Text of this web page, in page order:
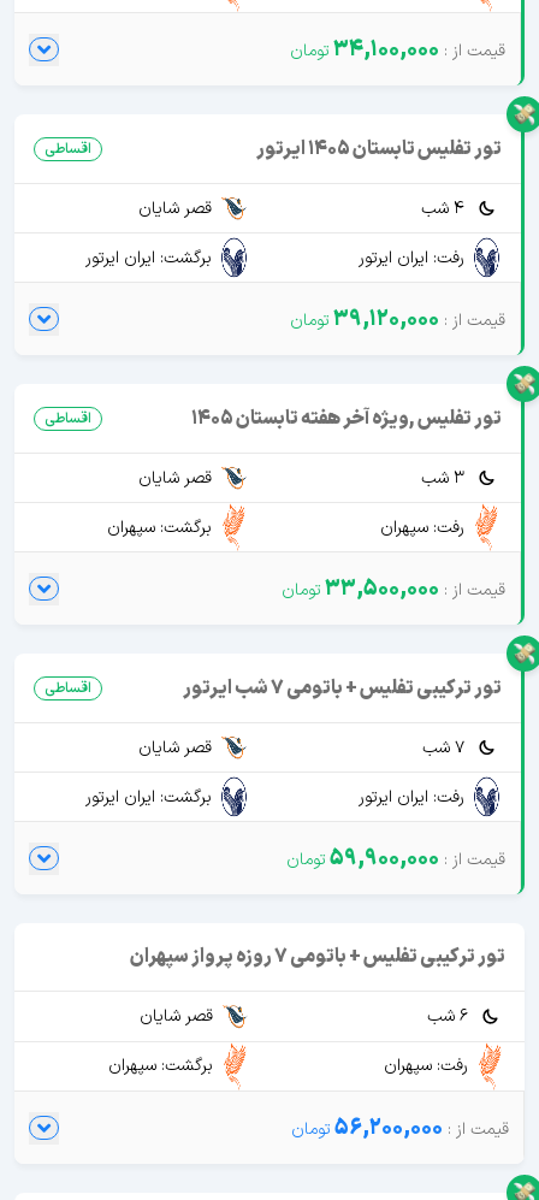
34,100,000
تور تفلیس تابستان 1405 ایرتور اقساطی
4 شب
قصر شایان
رفت: ایران ایرتور
برگشت: ایران ایرتور
39,120,000
تور تفلیس ,ویژه آخر هفته تابستان 1405 اقساطی
3 شب
قصر شایان
رفت: سپهران
برگشت: سپهران
33,500,000
تور ترکیبی تفلیس + باتومی 7 شب ایرتور اقساطی
7 شب
قصر شایان
رفت: ایران ایرتور
برگشت: ایران ایرتور
59,900,000
تور ترکیبی تفلیس + باتومی 7 روزه پرواز سپهران
6 شب
قصر شایان
رفت: سپهران
برگشت: سپهران
56,200,000